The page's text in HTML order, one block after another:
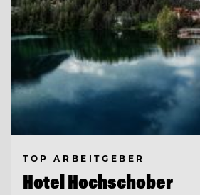
TOP ARBEITGEBER
Hotel Hochschober